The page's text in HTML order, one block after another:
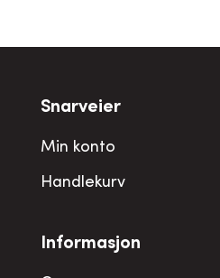
Snarveier
Min konto
Handlekurv
Informasjon